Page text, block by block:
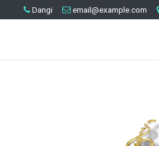
Dangi email@example.com